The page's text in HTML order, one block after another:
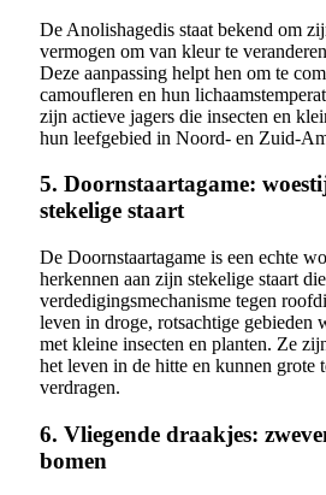
De Anolishagedis staat bekend om
vermogen om van kleur te
Deze aanpassing helpt hen om te
camoufleren en hun
zijn actieve jagers die insecten en
hun leefgebied in Noord- en Zuid-
5. Doornstaartagame:
stekelige staart
De Doornstaartagame is een echte
herkennen aan zijn stekelige staart
verdedigingsmechanisme tegen
leven in droge, rotsachtige gebieden
met kleine insecten en planten. Ze
het leven in de hitte en kunnen grote
verdragen.
6. Vliegende draakjes:
bomen